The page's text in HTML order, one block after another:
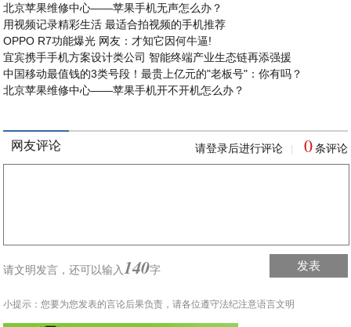
北京苹果维修中心——苹果手机无声怎么办？
用视频记录精彩生活 最适合拍视频的手机推荐
OPPO R7功能爆光 网友：才知它因何牛逼!
宜宾携手手机方案设计类公司 智能终端产业生态链再添强援
中国移动最值钱的3类号段！最贵上亿元的"老板号"：你有吗？
北京苹果维修中心——苹果手机开不开机怎么办？
网友评论 请登录后进行评论 0 条评论
请文明发言，还可以输入 140字 发表
小提示：您要为您发表的言论后果负责，请各位遵守法纪注意语言文明